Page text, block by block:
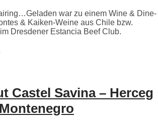
war zu einem Wine & Dine-
& Kaiken-Weine aus Chile bzw.
Dresdener Estancia Beef Club.
Castel Savina – Herceg